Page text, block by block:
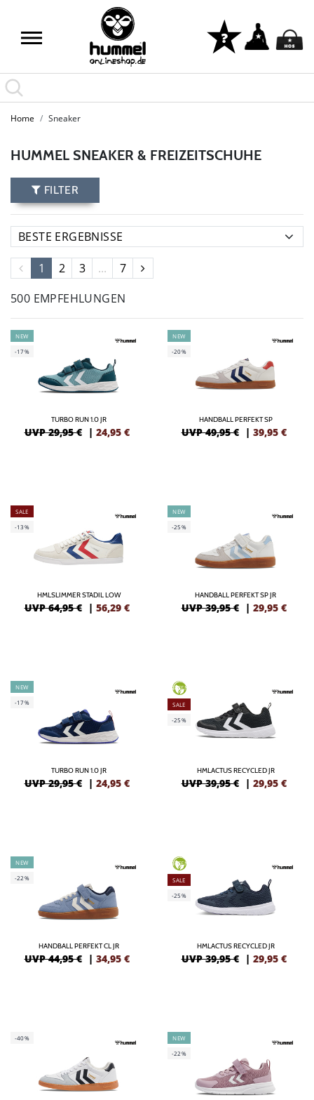
Home Sneaker
HUMMEL SNEAKER & FREIZEITSCHUHE
FILTER
1 2 3 ...
7
500 EMPFEHLUNGEN
NEW
-17%
TURBO RUN 1.0 JR
UVP 29,95 € | 24,95 €
NEW
-20%
HANDBALL PERFEKT SP
UVP 49,95 € | 39,95 €
SALE
-13%
HMLSLIMMER STADIL LOW
UVP 64,95 € | 56,29 €
NEW
-25%
HANDBALL PERFEKT SP JR
UVP 39,95 € | 29,95 €
NEW
-17%
TURBO RUN 1.0 JR
UVP 29,95 € | 24,95 €
GREEN
SALE
-25%
HMLACTUS RECYCLED JR
UVP 39,95 € | 29,95 €
NEW
-22%
HANDBALL PERFEKT CL JR
UVP 44,95 € | 34,95 €
GREEN
SALE
-25%
HMLACTUS RECYCLED JR
UVP 39,95 € | 29,95 €
-40%
NEW
-22%